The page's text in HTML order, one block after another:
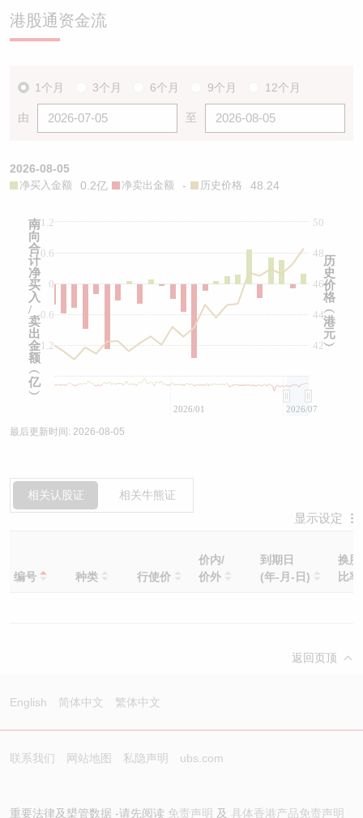
港股通资金流
1个月 3个月 6个月 9个月 12个月
由 至
2026-08-05
净买入金额 0.2亿 净卖出金额 - 历史价格 48.24
0
-1.2
-0.6
0.6
1.2
48
42
44
46
50
2026/01 2026/07
南
向
合
计
净
买
入
/
卖
出
金
额
︵
亿
︶
历
史
价
格
︵
港
元
︶
最后更新时间: 2026-08-05
相关认股证 相关牛熊证
显示设定
编号 种类 行使价
价内/
价外
到期日
(年-月-日)
换股
比率
返回页顶
English 简体中文 繁体中文
联系我们 网站地图 私隐声明 ubs.com
重要法律及槼管数据 -请先阅读 免责声明 及 具体香港产品免责声明